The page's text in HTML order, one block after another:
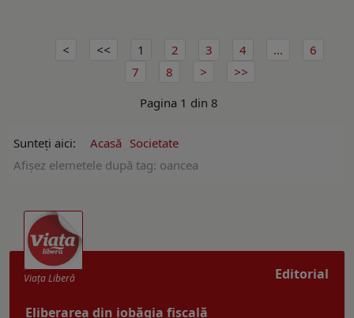
1 2 3 4 ...
6
7
8
Pagina 1 din 8
Sunteți aici: Acasă Societate
Afişez elemetele după tag: oancea
Editorial
Viaţa Liberă
Eliberarea din iobăgia fiscală